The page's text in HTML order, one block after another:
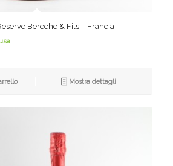
Bereche & Fils – Francia
Mostra dettagli